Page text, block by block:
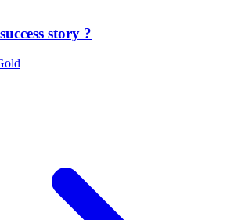
success story ?